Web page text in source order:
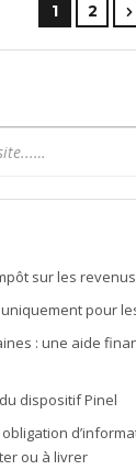
1 2
sur les
pour
: une aide
dispositif Pinel
ou à livrer